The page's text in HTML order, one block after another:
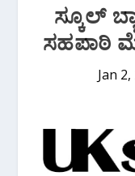
ಸ್ಕೂಲ್
ಸಹಪಾಠಿ
Jan